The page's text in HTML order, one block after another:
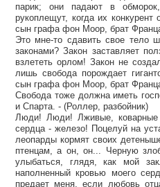
парик; они падают в
рукоплещут, когда их
сын графа фон Моор, брат
Это мне-то сдавить свое тело
законами? Закон заставляет
взлететь орлом! Закон не
лишь свобода порождает
сын графа фон Моор, брат
Свобода тоже должна иметь
и Спарта. - (Роллер, разбойник)
Люди! Люди! Лживые,
сердца - железо! Поцелуй на
леопарды кормят своих
птенцам, а он, он... Черную
улыбаться, глядя, как мой
наполненный кровью моего
предает меня, если любовь